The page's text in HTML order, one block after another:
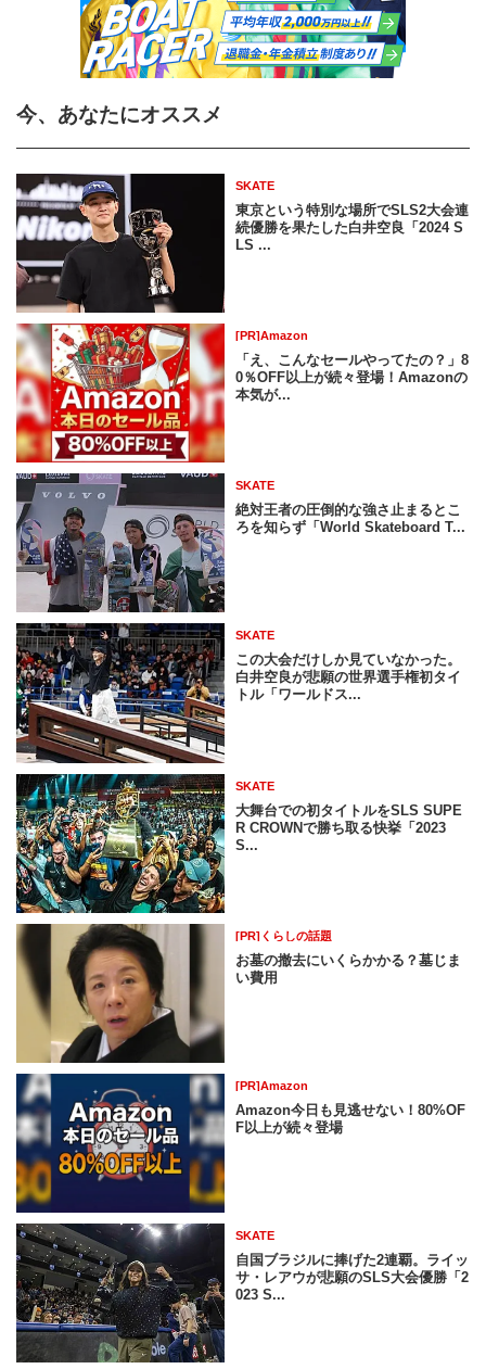
今、あなたにオススメ
SKATE
東京という特別な場所でSLS2大会連
続優勝を果たした白井空良「2024 S
LS ...
[PR]Amazon
「え、こんなセールやってたの？」8
0％OFF以上が続々登場！Amazonの
本気が...
SKATE
絶対王者の圧倒的な強さ止まるとこ
ろを知らず「World Skateboard T...
SKATE
この大会だけしか見ていなかった。
白井空良が悲願の世界選手権初タイ
トル「ワールドス...
SKATE
大舞台での初タイトルをSLS SUPE
R CROWNで勝ち取る快挙「2023
S...
[PR]くらしの話題
お墓の撤去にいくらかかる？墓じま
い費用
[PR]Amazon
Amazon今日も見逃せない！80%OF
F以上が続々登場
SKATE
自国ブラジルに捧げた2連覇。ライッ
サ・レアウが悲願のSLS大会優勝「2
023 S...